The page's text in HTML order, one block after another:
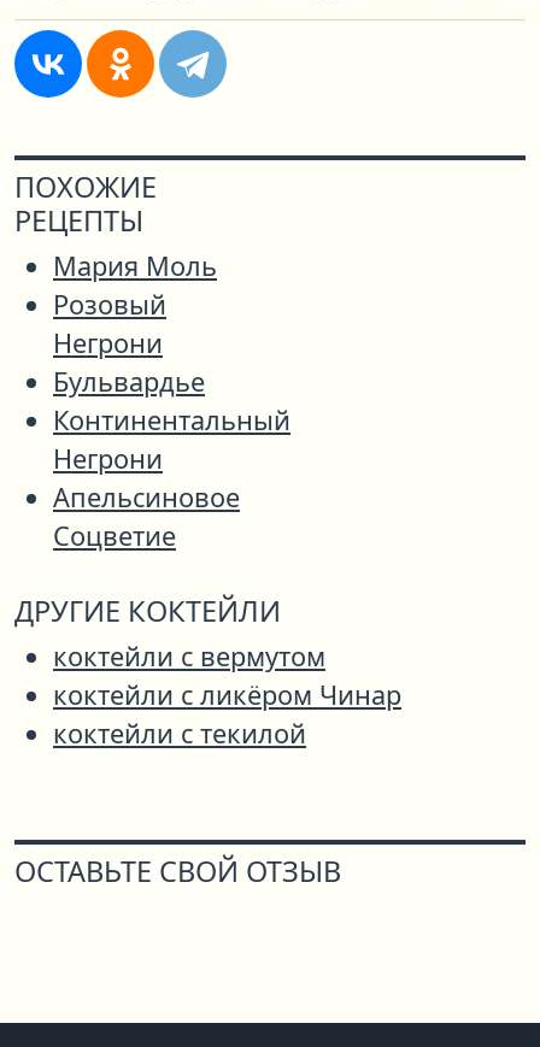
ПОХОЖИЕ
РЕЦЕПТЫ
Мария Моль
Розовый
Негрони
Бульвардье
Континентальный
Негрони
Апельсиновое
Соцветие
ДРУГИЕ КОКТЕЙЛИ
коктейли с вермутом
коктейли с ликёром Чинар
коктейли с текилой
ОСТАВЬТЕ СВОЙ ОТЗЫВ